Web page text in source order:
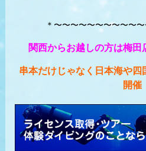
＊〜〜〜〜〜〜〜〜〜〜
関西からお越しの方は梅田
串本だけじゃなく日本海や四
開催